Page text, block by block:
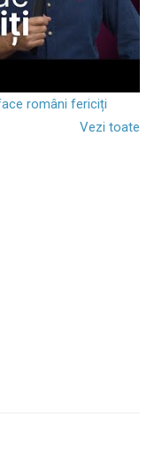
români fericiți
Vezi toate